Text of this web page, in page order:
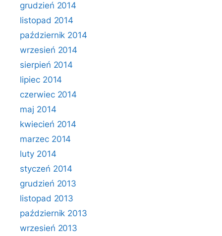
grudzień 2014
listopad 2014
październik 2014
wrzesień 2014
sierpień 2014
lipiec 2014
czerwiec 2014
maj 2014
kwiecień 2014
marzec 2014
luty 2014
styczeń 2014
grudzień 2013
listopad 2013
październik 2013
wrzesień 2013